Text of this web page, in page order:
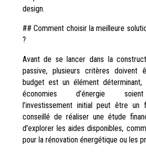
design.
## Comment choisir la meilleure
?
Avant de se lancer dans la
passive, plusieurs critères doivent
budget est un élément
économies d’énergie
l’investissement initial peut être
conseillé de réaliser une étude
d’explorer les aides disponibles,
pour la rénovation énergétique ou les